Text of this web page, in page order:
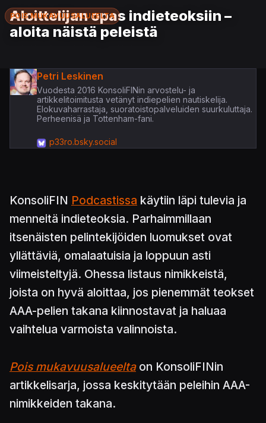
POIS MUKAVUUSALUEELTA
Aloittelijan opas indieteoksiin –
aloita näistä peleistä
Petri Leskinen
Vuodesta 2016 KonsoliFINin arvostelu- ja
artikkelitoimitusta vetänyt indiepelien nautiskelija.
Elokuvaharrastaja, suoratoistopalveluiden suurkuluttaja.
Perheenisä ja Tottenham-fani.
p33ro.bsky.social
KonsoliFIN Podcastissa käytiin läpi tulevia ja
menneitä indieteoksia. Parhaimmillaan
itsenäisten pelintekijöiden luomukset ovat
yllättäviä, omalaatuisia ja loppuun asti
viimeisteltyjä. Ohessa listaus nimikkeistä,
joista on hyvä aloittaa, jos pienemmät teokset
AAA-pelien takana kiinnostavat ja haluaa
vaihtelua varmoista valinnoista.
Pois mukavuusalueelta on KonsoliFINin
artikkelisarja, jossa keskitytään peleihin AAA-
nimikkeiden takana.